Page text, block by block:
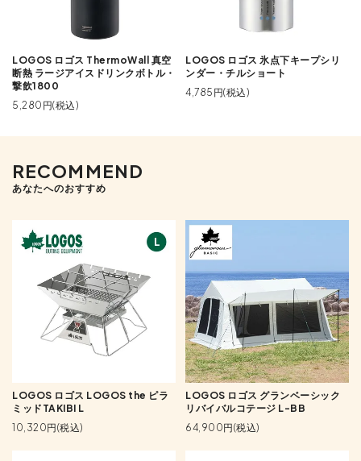
LOGOS ロゴス ThermoWall 真空
断熱 ラージアイスドリンクボトル・
撃飲1800
5,280円(税込)
LOGOS ロゴス 氷点下キープシリ
ンダー・チルショート
4,785円(税込)
RECOMMEND
あなたへのおすすめ
LOGOS ロゴス LOGOS the ピラ
ミッドTAKIBI L
10,320円(税込)
LOGOS ロゴス グランベーシック
リバイバルコテージ L-BB
64,900円(税込)